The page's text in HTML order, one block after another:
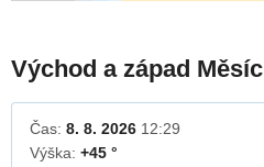
Východ a západ Měsíc
Čas: 8. 8. 2026 12:29
Výška: +45 °